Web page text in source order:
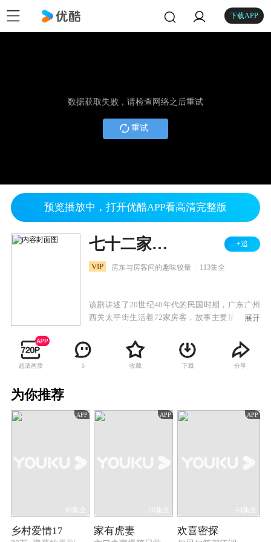
下载APP
数据获取失败，请检查网络之后重试
重试
预览播放中，打开优酷APP看高清完整版
七十二家房客 第三部 +追
VIP 房东与房客间的趣味较量 113集全
该剧讲述了20世纪40年代的民国时期，广东广州
西关太平街生活着72家房客，故事主要描述房东
展开
超清画质 5 收藏 下载 分享
为你推荐
APP
40集全
乡村爱情17
APP
20集全
家有虎妻
APP
44集全
欢喜密探